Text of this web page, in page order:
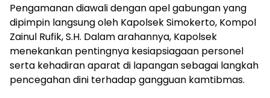
Pengamanan diawali dengan apel gabungan yang
dipimpin langsung oleh Kapolsek Simokerto, Kompol
Zainul Rufik, S.H. Dalam arahannya, Kapolsek
menekankan pentingnya kesiapsiagaan personel
serta kehadiran aparat di lapangan sebagai langkah
pencegahan dini terhadap gangguan kamtibmas.